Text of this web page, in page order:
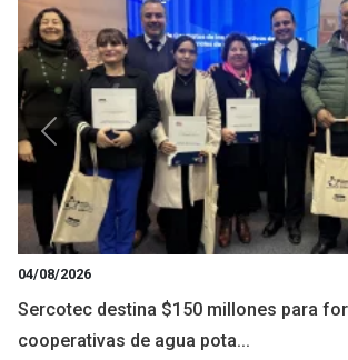
04/08/2026
Sercotec destina $150 millones para
cooperativas de agua pota...
Anterior